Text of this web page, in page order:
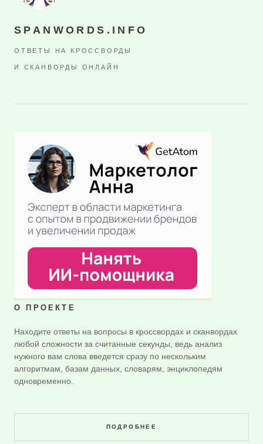
SPANWORDS.INFO
ОТВЕТЫ НА КРОССВОРДЫ
И СКАНВОРДЫ ОНЛАЙН
О ПРОЕКТЕ
Находите ответы на вопросы в кроссвордах и сканвордах
любой сложности за считанные секунды, ведь анализ
нужного вам слова введется сразу по нескольким
алгоритмам, базам данных, словарям, энциклопедям
одновременно.
ПОДРОБНЕЕ